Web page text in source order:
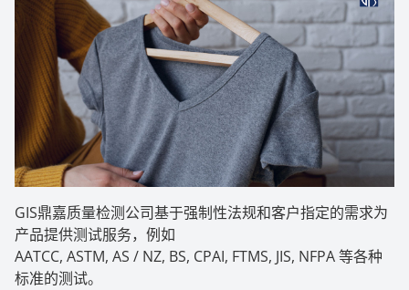
GIS鼎嘉质量检测公司基于强制性法规和客户指定的需求为
产品提供测试服务，例如
AATCC, ASTM, AS / NZ, BS, CPAI, FTMS, JIS, NFPA 等各种
标准的测试。